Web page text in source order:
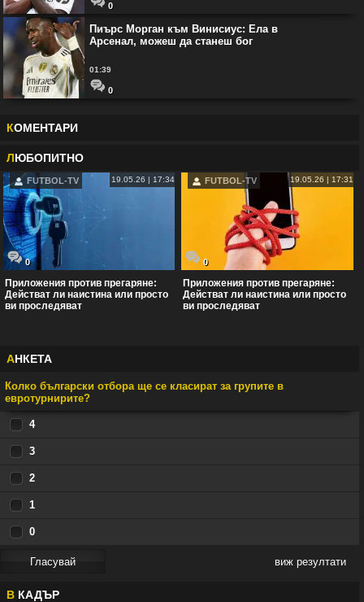
0
Пиърс Морган към Винисиус: Ела в
Арсенал, можеш да станеш бог
01:39
0
КОМЕНТАРИ
ЛЮБОПИТНО
FUTBOL-TV 19.05.26 | 17:34
0
Приложения против прегаряне:
Действат ли наистина или просто
ви проследяват
FUTBOL-TV 19.05.26 | 17:31
0
Приложения против прегаряне:
Действат ли наистина или просто
ви проследяват
АНКЕТА
Колко български отбора ще се класират за групите в
евротурнирите?
4
3
2
1
0
виж резултати
В КАДЪР